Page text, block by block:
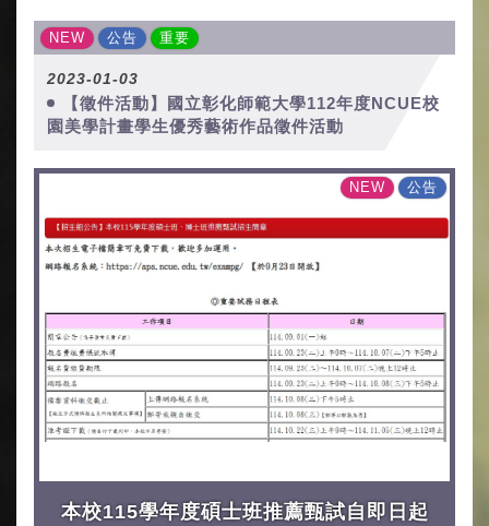
NEW 公告 重要
2023-01-03
【徵件活動】國立彰化師範大學112年度NCUE校
園美學計畫學生優秀藝術作品徵件活動
NEW 公告
本校115學年度碩士班推薦甄試自即日起